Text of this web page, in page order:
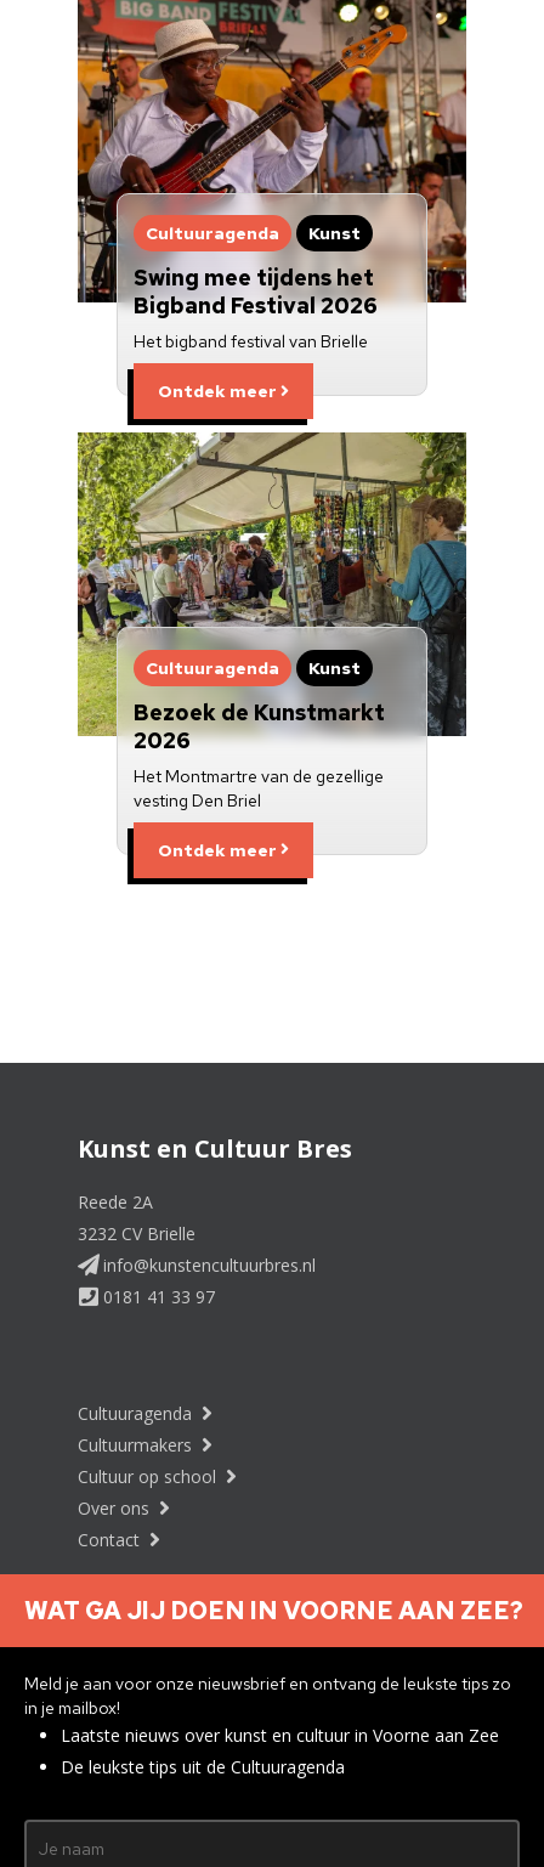
Cultuuragenda Kunst
Swing mee tijdens het
Bigband Festival 2026
Het bigband festival van Brielle
Ontdek meer
Cultuuragenda Kunst
Bezoek de Kunstmarkt
2026
Het Montmartre van de gezellige
vesting Den Briel
Ontdek meer
Kunst en Cultuur Bres
Reede 2A
3232 CV Brielle
info@kunstencultuurbres.nl
0181 41 33 97
Cultuuragenda
Cultuurmakers
Cultuur op school
Over ons
Contact
Nieuwsbrief aanmelden
Privacyverklaring
WAT GA JIJ DOEN IN VOORNE AAN ZEE?
Meld je aan voor onze nieuwsbrief en ontvang de leukste tips zo
in je mailbox!
Laatste nieuws over kunst en cultuur in Voorne aan Zee
De leukste tips uit de Cultuuragenda